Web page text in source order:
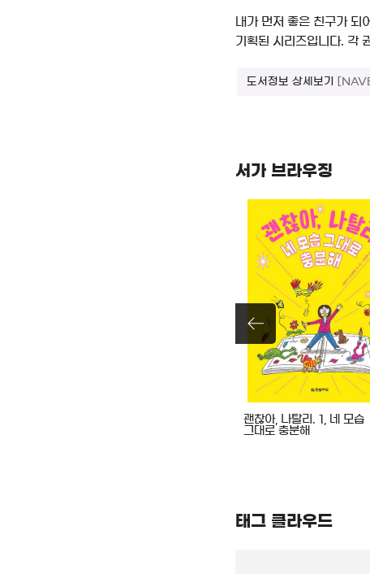
내가 먼저 좋은 친구가
기획된 시리즈입니다. 각
도서정보 상세보기
서가 브라우징
괜찮아, 나탈리. 1, 네 모습
그대로 충분해
태그 클라우드